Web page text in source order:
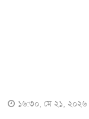
১৬:৩০, মে ২১, ২০২৬